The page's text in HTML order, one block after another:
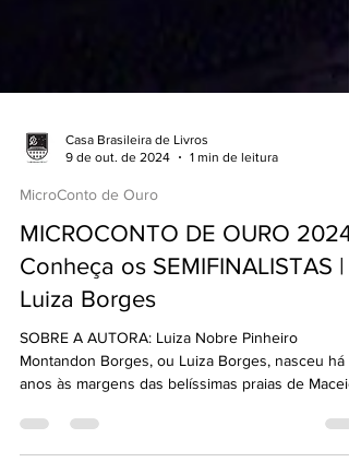
9 de out. de 2024
1 min de leitura
MicroConto de Ouro
MICROCONTO DE OURO 2024
Conheça os SEMIFINALISTAS |
Luiza Borges
SOBRE A AUTORA: Luiza Nobre Pinheiro